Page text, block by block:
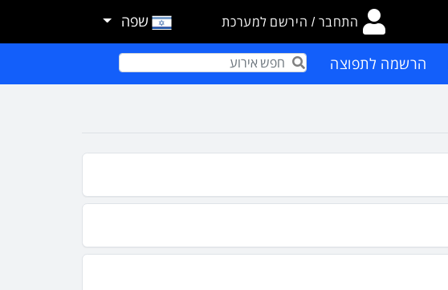
התחבר / הירשם למערכת שפה
הרשמה לתפוצה Term